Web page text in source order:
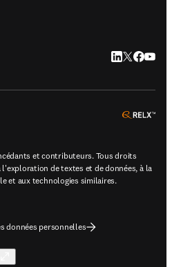
LinkedIn
Twitter
et contributeurs. Tous droits
de textes et de données, à la
et aux technologies similaires.
données personnelles